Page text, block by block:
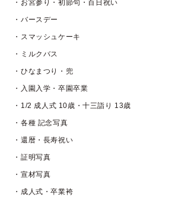
・お宮参り・初節句・百日祝い
・バースデー
・スマッシュケーキ
・ミルクバス
・ひなまつり・兜
・入園入学・卒園卒業
・1/2 成人式 10歳・十三詣り 13歳
・各種 記念写真
・還暦・長寿祝い
・証明写真
・宣材写真
・成人式・卒業袴